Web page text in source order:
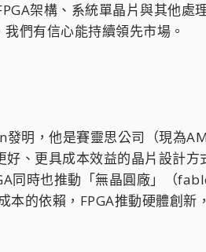
架構、系統單晶片與其他
們有信心能持續領先市場。
發明，他是賽靈思公司（現為
好、更具成本效益的晶片設計
同時也推動「無晶圓廠」（
的依賴，FPGA推動硬體創